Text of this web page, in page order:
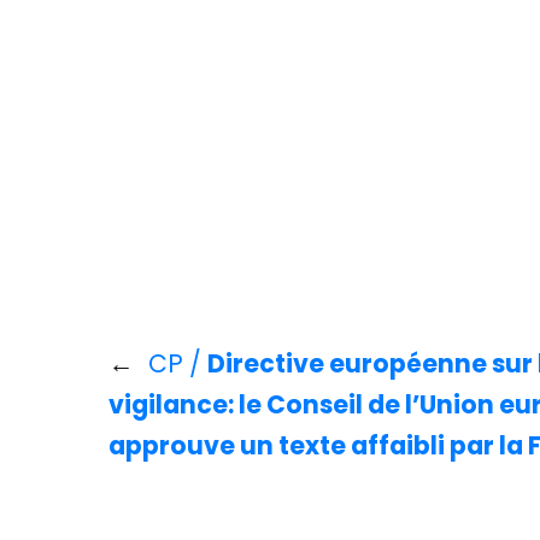
← CP / Directive européenne sur
vigilance: le Conseil de l’Union
approuve un texte affaibli par la